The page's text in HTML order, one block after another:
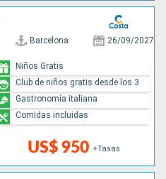
Barcelona 26/09/2027
US$ 950 +Tasas
Niños Gratis
Club de niños gratis desde los 3
Gastronomía italiana
Comidas incluidas